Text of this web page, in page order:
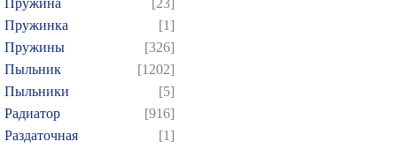
Пружина
[23]
Пружинка
[1]
Пружины
[326]
Пыльник
[1202]
Пыльники
[5]
Радиатор
[916]
Раздаточная
[1]